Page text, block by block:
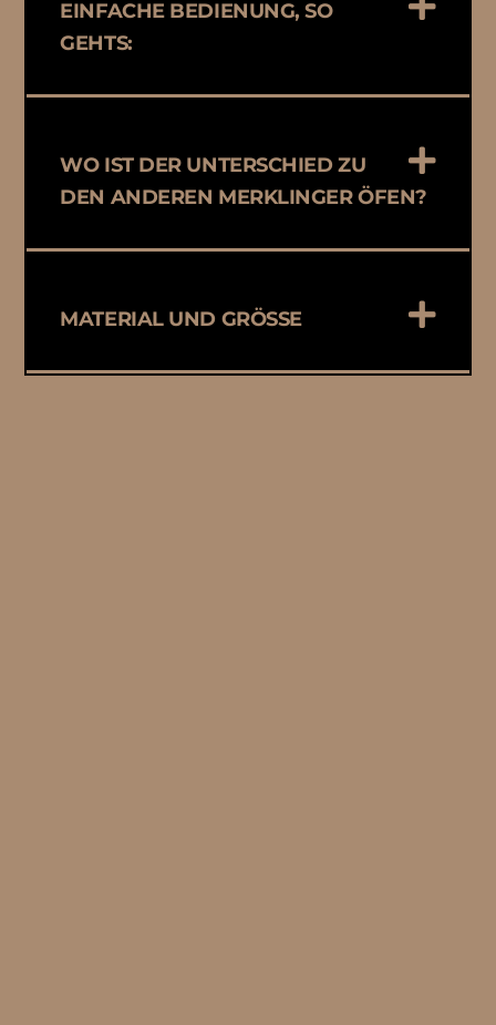
EINFACHE BEDIENUNG, SO
GEHTS:
WO IST DER UNTERSCHIED ZU
DEN ANDEREN MERKLINGER ÖFEN?
MATERIAL UND GRÖSSE